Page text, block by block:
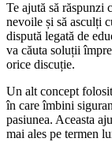
Te ajută să răspunzi
nevoile și să asculți
dispută legată de
va căuta soluții
orice discuție.
Un alt concept
în care îmbini
pasiunea. Aceasta
mai ales pe termen